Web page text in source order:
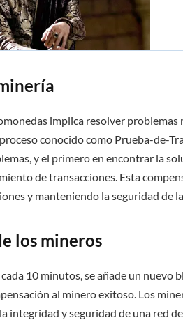
implica resolver
conocido como Prueba-de-
y el primero en encontrar la
de transacciones. Esta
y manteniendo la seguridad de
los mineros
10 minutos, se añade un nuevo
al minero exitoso. Los
integridad y seguridad de una red